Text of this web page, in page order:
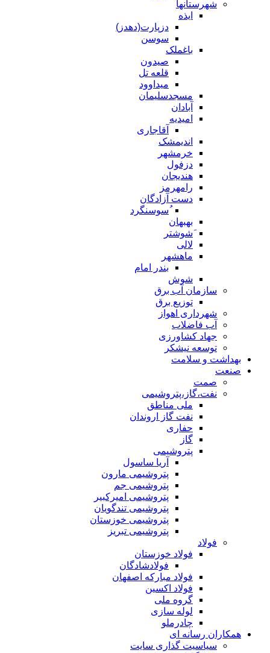
شهرستانها
ایذه
دزپارت(دهدز)
سوسن
باغملک
صیدون
قلعه تل
میداوود
مسجدسلیمان
آبادان
امیدیه
آقاجاری
اندیمشک
خرمشهر
دزفول
هندیجان
رامهرمز
دست آزادگان
ُسوسنگرد
بهبهان
َشوشتر
لالی
ماهشهر
بندر امام
شوش
سازمان آب برق
توزیع برق
شهرداری اهواز
آب فاضلاب
جهاد کشاورزی
توسعه نیشکر
بهداشت و سلامت
صنعت
صمت
نفت،گاز،پتروشیمی
ملی مناطق
نفت گاز اروندان
حفاری
گاز
پتروشیمی
آریا ساسول
پتروشیمی مارون
پتروشیمی جم
پتروشیمی امیرکبیر
پتروشیمی تندگویان
پتروشیمی خوزستان
پتروشیمی تبریز
فولاد
فولاد خوزستان
فولادشادگان
فولاد مبارکه اصفهان
فولاد اکسین
گروه ملی
لوله سازی
چادرملو
همکاران رسانه ای
سیاسیت گذاری سایت